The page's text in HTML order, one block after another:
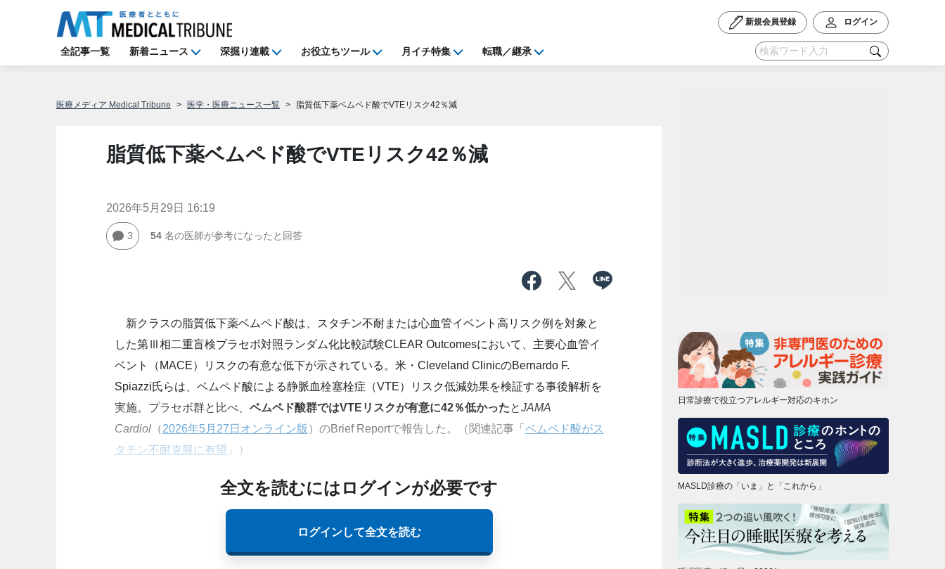
新規会員登録 ログイン
全記事一覧 新着ニュース 深掘り連載 お役立ちツール 月イチ特集 転職／継承
医療メディア Medical Tribune 医学・医療ニュース一覧 脂質低下薬ベムペド酸でVTEリスク42％減
脂質低下薬ベムペド酸でVTEリスク42％減
2026年5月29日 16:19
3 54名の医師が参考になったと回答
新クラスの脂質低下薬ベムペド酸は、スタチン不耐または心血管イベント高リスク例を対象と
した第Ⅲ相二重盲検プラセボ対照ランダム化比較試験CLEAR Outcomesにおいて、主要心血管イ
ベント（MACE）リスクの有意な低下が示されている。米・Cleveland ClinicのBernardo F.
Spiazzi氏らは、ベムペド酸による静脈血栓塞栓症（VTE）リスク低減効果を検証する事後解析を
実施。プラセボ群と比べ、 ベムペド酸群ではVTEリスクが有意に42％低かったとJAMA
Cardiol（2026年5月27日オンライン版 ）のBrief Reportで報告した。（関連記事「 ベムペド酸がス
タチン不耐克服に有望 」）
全文を読むにはログインが必要です
ログインして全文を読む
日常診療で役立つアレルギー対応のキホン
MASLD診療の「いま」と「これから」